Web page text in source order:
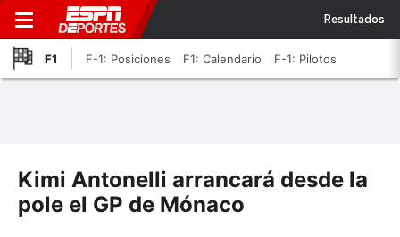
Resultados
F1 F-1: Posiciones F1: Calendario F-1: Pilotos
Kimi Antonelli arrancará desde la
pole el GP de Mónaco